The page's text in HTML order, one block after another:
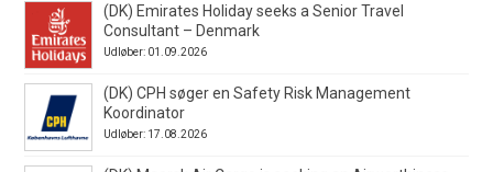
(DK) Emirates Holiday seeks a Senior Travel
Consultant – Denmark
Udløber: 01.09.2026
(DK) CPH søger en Safety Risk Management
Koordinator
Udløber: 17.08.2026